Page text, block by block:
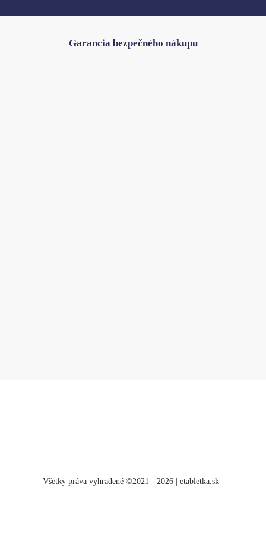
Garancia bezpečného nákupu
Všetky práva vyhradené ©2021 - 2026 | etabletka.sk